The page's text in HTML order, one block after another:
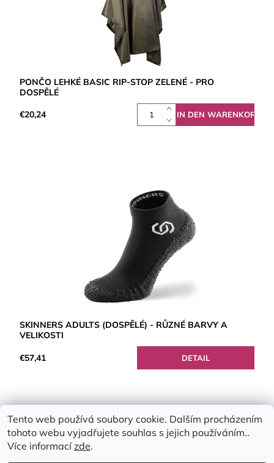
PONČO LEHKÉ BASIC RIP-STOP ZELENÉ - PRO
DOSPĚLÉ
€20,24
SKINNERS ADULTS (DOSPĚLÉ) - RŮZNÉ BARVY A
VELIKOSTI
€57,41 DETAIL
Tento web používá soubory cookie. Dalším procházením
tohoto webu vyjadřujete souhlas s jejich používáním..
Více informacízde.